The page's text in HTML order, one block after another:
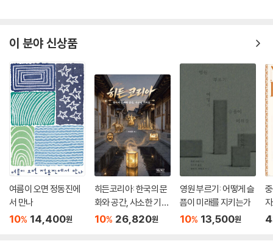
환대한 게 아니다. 그들의 관계를 특징짓는 것은 오히려 지속적인 적대이
다. 노예 상인은 아무 때나 아이를 죽일 수 있고, 매질과 모욕으로 끊임없이
죽음을 환기시키면서 아이의 복종을 끌어내기 때문이다._216~17쪽
--- 본문 중에서
의 체제에서 새로운 형태의 더욱 미묘하고 일반화된 모욕, 즉 굴욕의 형태
로 등장하는가에 대한 분석은 아주 날카롭다.
예고 없이 실직을 당할 때, 일한 대가가 터무니없이 적을 때, 아무리 절약해
도 반지하 셋방을 벗어날 수 없을 때 사람들은 굴욕을 느낀다. 하지만 이것
은 모욕으로 여겨지지 않는다. 이론적으로 모욕은 구조가 아니라 상호작용
질서에 속하는 문제이기 때문이다. 나를 해고한 사장도, 월세를 올려달라
는 주인집 할머니도 나를 모욕하려는 의도가 있었던 것은 아니다. 그들은
시장의 법칙에 따라(즉 구조의 담지자로서 구조가 명하는 대로) 행동했을
뿐이다. 그들은 매우 예의 바르게, 심지어 미안해하면서 자기들의 입장을
전달하지 않았던가? 누구도 나를 모욕하지 않았다면, 내가 느끼는 굴욕감
은 전적으로 나 자신의 문제가 된다.
이 분야 신상품
여름이 오면 정동진에
서 만나
10% 14,400원
히든코리아: 한국의 문
화와 공간, 사소한 기적
들
10% 26,820원
영원 부르기: 어떻게 슬
픔이 미래를 지키는가
10% 13,500원